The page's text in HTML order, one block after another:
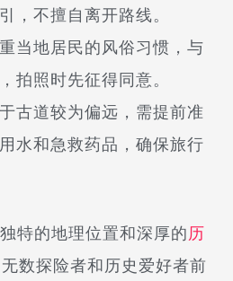
，不擅自离开路线。
重当地居民的风俗习惯，与
拍照时先征得同意。
于古道较为偏远，需提前准
水和急救药品，确保旅行
特的地理位置和深厚的 历
数探险者和历史爱好者前